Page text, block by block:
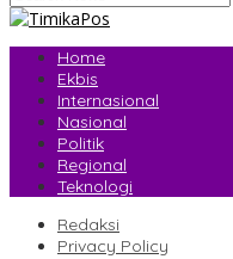
Home
Ekbis
Internasional
Nasional
Politik
Regional
Teknologi
Redaksi
Privacy Policy